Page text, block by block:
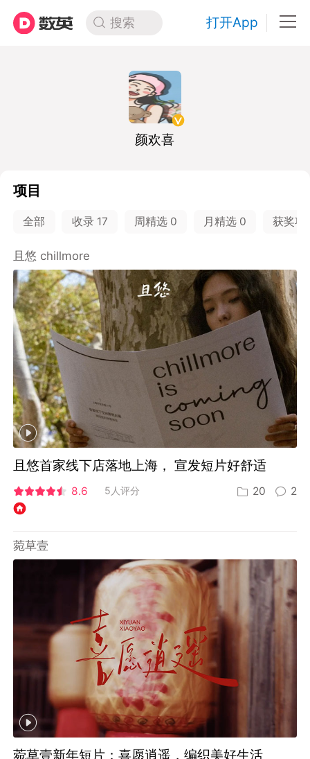
搜索 打开App
颜欢喜
项目
全部 收录 17 周精选 0 月精选 0 获奖项
且悠 chillmore
且悠首家线下店落地上海， 宣发短片好舒适
8.6 5人评分 20 2
菀草壹
菀草壹新年短片：喜愿逍遥，编织美好生活